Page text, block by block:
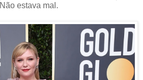
Não estava mal.